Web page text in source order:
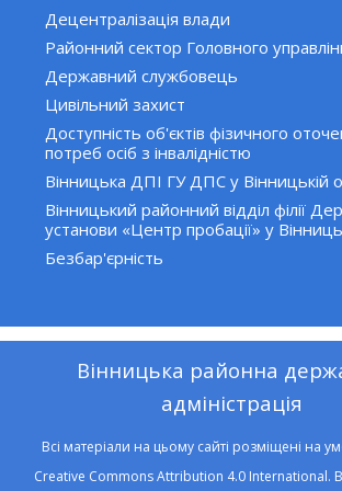
Децентралізація влади
Районний сектор Головного
Державний службовець
Цивільний захист
Доступність об'єктів фізичного
потреб осіб з інвалідністю
Вінницька ДПІ ГУ ДПС у Вінницькій
Вінницький районний відділ філії
установи «Центр пробації» у
Безбар'єрність
Вінницька районна
адміністрація
Всі матеріали на цьому сайті розміщені на
Creative Commons Attribution 4.0 International.